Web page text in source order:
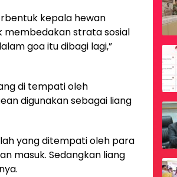
kepala hewan
membedakan strata sosial
goa itu dibagi lagi,”
di tempati oleh
digunakan sebagai liang
yang ditempati oleh para
masuk. Sedangkan liang